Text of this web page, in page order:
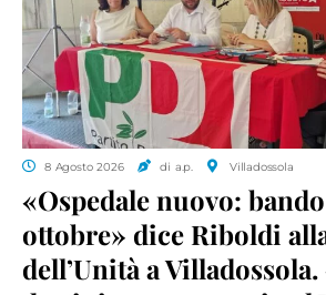
8 Agosto 2026 di a.p. Villadossola
«Ospedale nuovo:
ottobre» dice Riboldi
dell’Unità a Villadossola.